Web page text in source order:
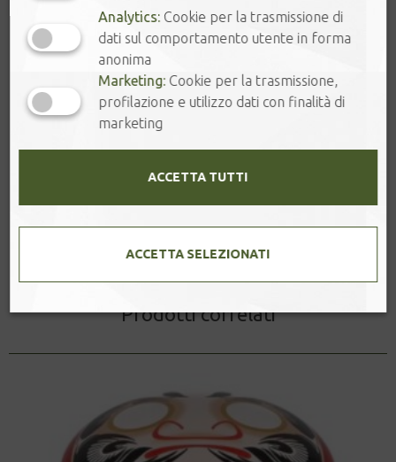
rappresenta una valida alternativa al Matcha Latte per chi cerca un
gusto più morbido, tostato e naturalmente poco astringente.
HOJICHA
Bio
- +
Prodotti correlati
Analytics: Cookie per la trasmissione di
dati sul comportamento utente in forma
anonima
Marketing: Cookie per la trasmissione,
profilazione e utilizzo dati con finalità di
marketing
ACCETTA TUTTI
ACCETTA SELEZIONATI